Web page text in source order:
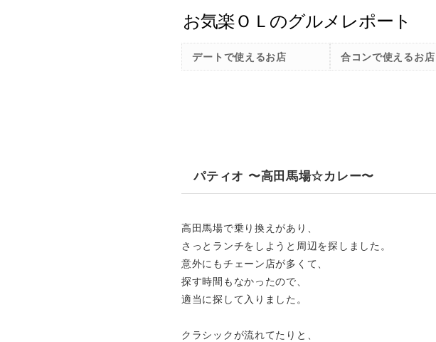
パティオ 〜高田馬場☆カレー〜
高田馬場で乗り換えがあり、
さっとランチをしようと周辺を探しました。
意外にもチェーン店が多くて、
探す時間もなかったので、
適当に探して入りました。
クラシックが流れてたりと、
デートで使えるお店 合コンで使えるお店